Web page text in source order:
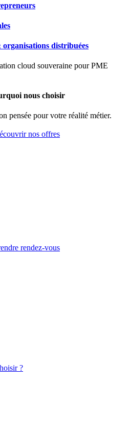
distribuées
nous choisir
pensée pour votre réalité métier.
nos offres
rendez-vous
?